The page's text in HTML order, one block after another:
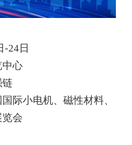
-24日
中心
链
际小电机、磁性材料、
会